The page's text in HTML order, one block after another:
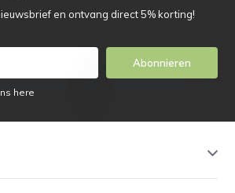
en ontvang direct 5% korting!
Abonnieren
here